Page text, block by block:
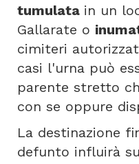
tumulata in un
Gallarate o
cimiteri
casi l'urna può
parente stretto
con se oppure
La destinazione
defunto influirà